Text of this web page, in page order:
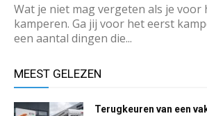
Wat je niet mag vergeten als je voor
kamperen. Ga jij voor het eerst
een aantal dingen die...
MEEST GELEZEN
Terugkeuren van een